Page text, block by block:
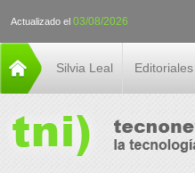
Actualizado el 03/08/2026
Silvia Leal Editoriales